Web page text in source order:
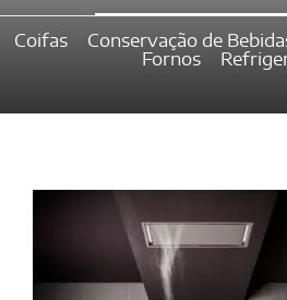
Coifas Conservação de
Fornos